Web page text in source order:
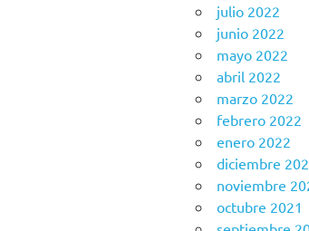
julio 2022
junio 2022
mayo 2022
abril 2022
marzo 2022
febrero 2022
enero 2022
diciembre
noviembre
octubre 2021